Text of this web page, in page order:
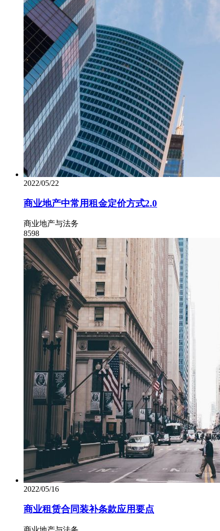
2022/05/22
商业地产中常用租金定价方式2.0
商业地产与法务
8598
2022/05/16
商业租赁合同装补条款应用要点